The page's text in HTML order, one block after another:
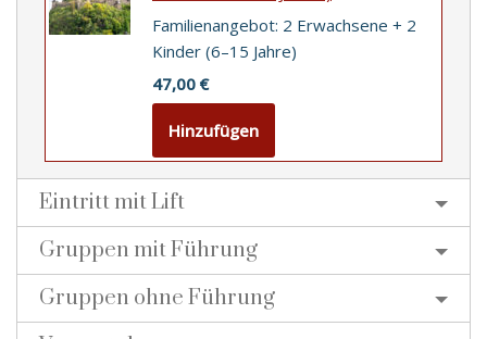
Familienangebot: 2 Erwachsene + 2
Kinder (6–15 Jahre)
47,00 €
Hinzufügen
Eintritt mit Lift
Gruppen mit Führung
Gruppen ohne Führung
U
m